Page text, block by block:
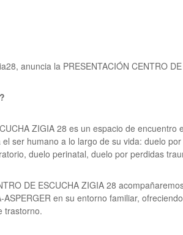
anuncia la PRESENTACIÓN CENTRO
ZIGIA 28 es un espacio de
ser humano a lo largo de su vida: duelo
duelo perinatal, duelo por perdidas
DE ESCUCHA ZIGIA 28
ASPERGER en su entorno familiar,
trastorno.